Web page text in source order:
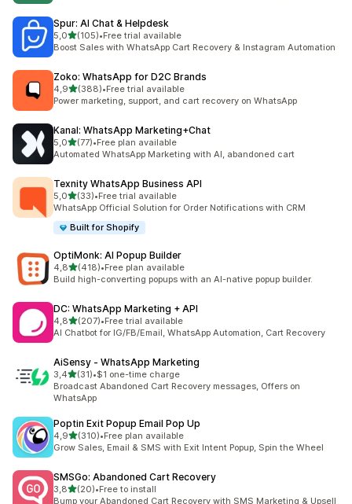
Spur: AI Chat & Helpdesk
5,0z 5 hvězd
(105)
Celkový počet recenzí: 105
•Free trial available
Boost Sales with WhatsApp Cart Recovery & Instagram Automation
Zoko: WhatsApp for D2C Brands
4,9z 5 hvězd
(388)
Celkový počet recenzí: 388
•Free trial available
Power marketing, support, and cart recovery on WhatsApp
Kanal: WhatsApp Marketing+Chat
5,0z 5 hvězd
(77)
Celkový počet recenzí: 77
•Free plan available
Automated WhatsApp Marketing with AI, abandoned cart
Texnity WhatsApp Business API
5,0z 5 hvězd
(33)
Celkový počet recenzí: 33
•Free trial available
WhatsApp Official Solution for Order Notifications with CRM
Built for Shopify
OptiMonk: AI Popup Builder
4,8z 5 hvězd
(418)
Celkový počet recenzí: 418
•Free plan available
Build high-converting popups with an AI-native popup builder.
DC: WhatsApp Marketing + API
4,8z 5 hvězd
(207)
Celkový počet recenzí: 207
•Free trial available
AI Chatbot for IG/FB/Email, WhatsApp Automation, Cart Recovery
AiSensy ‑ WhatsApp Marketing
3,4z 5 hvězd
(31)
Celkový počet recenzí: 31
•$1 one-time charge
Broadcast Abandoned Cart Recovery messages, Offers on
WhatsApp
Poptin Exit Popup Email Pop Up
4,9z 5 hvězd
(310)
Celkový počet recenzí: 310
•Free plan available
Grow Sales, Email & SMS with Exit Intent Popup, Spin the Wheel
SMSGo: Abandoned Cart Recovery
3,8z 5 hvězd
(20)
Celkový počet recenzí: 20
•Free to install
Bump your Abandoned Cart Recovery with SMS Marketing & Upsell